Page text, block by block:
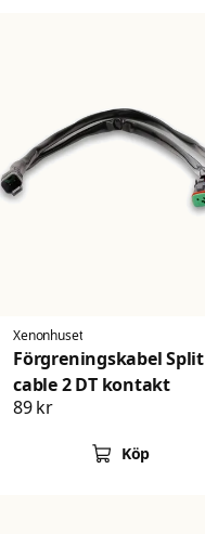
Xenonhuset
Förgreningskabel Split
cable 2 DT kontakt
89 kr
Köp